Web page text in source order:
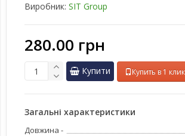
Виробник: SIT Group
280.00 грн
Купити Купить в 1 клик
Загальні характеристики
Довжина -